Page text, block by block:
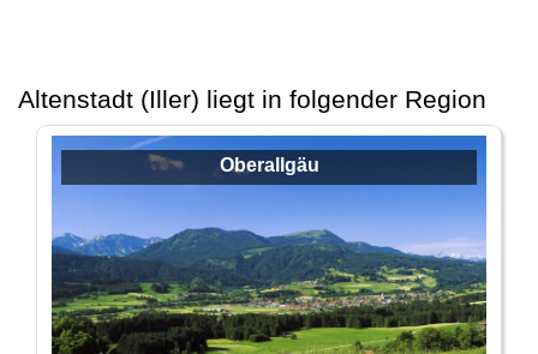
Altenstadt (Iller) liegt in folgender Region
Oberallgäu